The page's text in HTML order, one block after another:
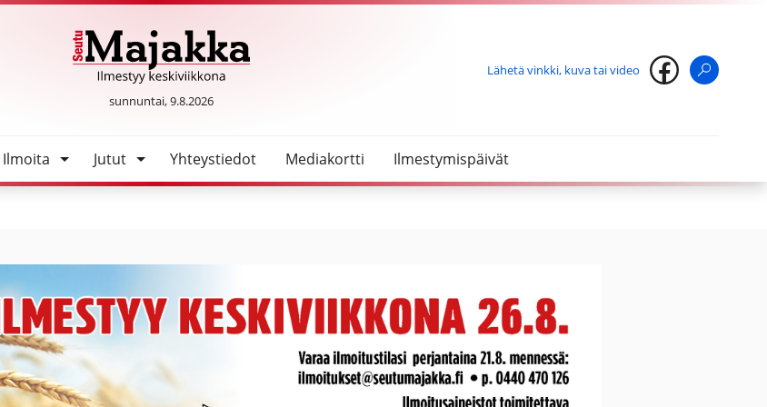
SeutuMajakka
sunnuntai, 9.8.2026
Lähetä vinkki, kuva tai video
Ilmoita Jutut Yhteystiedot Mediakortti Ilmestymispäivät